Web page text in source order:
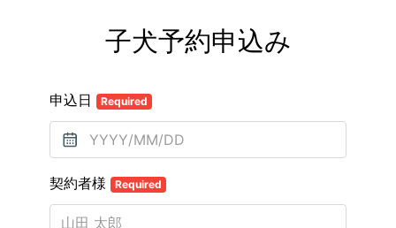
子犬予約申込み
申込日 Required
契約者様 Required